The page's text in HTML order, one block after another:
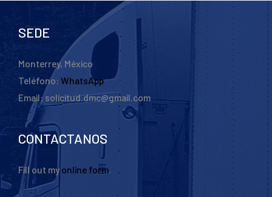
SEDE
Monterrey, México
Teléfono: WhatsApp
Email: solicitud.dmc@gmail.com
CONTACTANOS
Fill out my online form.